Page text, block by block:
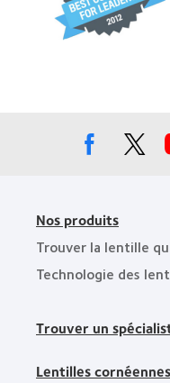
Best
Companies
2010
Nos produits
Trouver la lentille
Technologie des
Trouver un
Lentilles